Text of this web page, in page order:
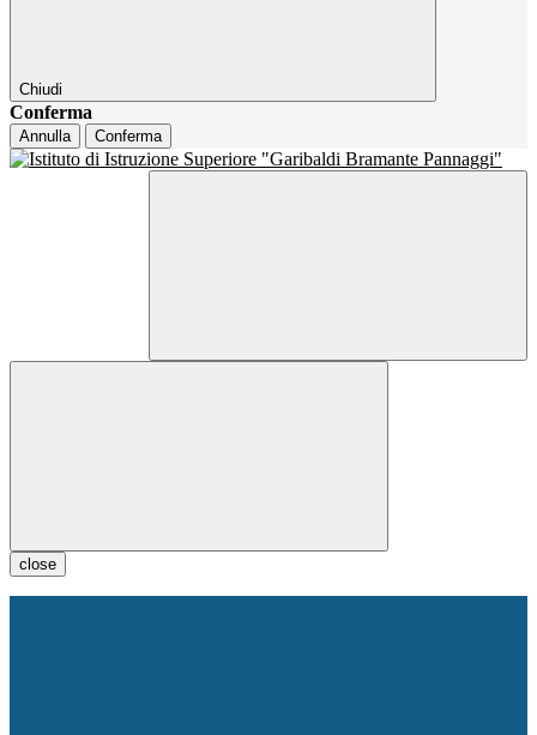
Chiudi
Conferma
Annulla Conferma
close